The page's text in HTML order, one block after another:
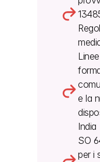
e la
India
SO
per i